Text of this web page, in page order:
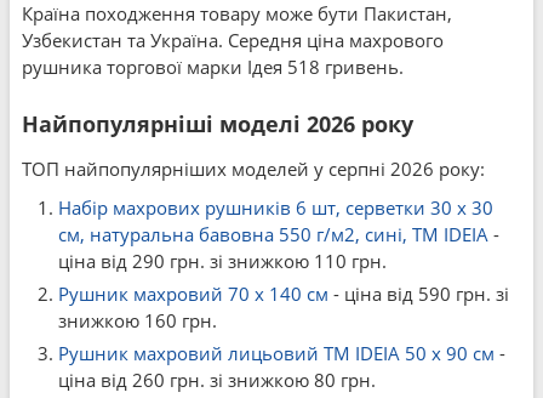
Країна походження товару може бути Пакистан,
Узбекистан та Україна. Середня ціна махрового
рушника торгової марки Ідея 518 гривень.
Найпопулярніші моделі 2026 року
ТОП найпопулярніших моделей у серпні 2026 року:
Набір махрових рушників 6 шт, серветки 30 x 30
см, натуральна бавовна 550 г/м2, сині, ТМ IDEIA -
ціна від 290 грн. зі знижкою 110 грн.
Рушник махровий 70 x 140 см - ціна від 590 грн. зі
знижкою 160 грн.
Рушник махровий лицьовий ТМ IDEIA 50 x 90 см -
ціна від 260 грн. зі знижкою 80 грн.